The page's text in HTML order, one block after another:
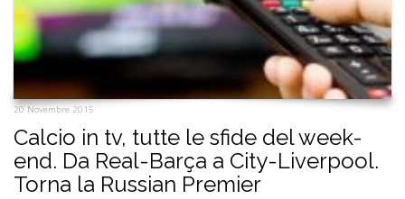
20 Novembre 2015
Calcio in tv, tutte le sfide del week-
end. Da Real-Barça a City-Liverpool.
Torna la Russian Premier